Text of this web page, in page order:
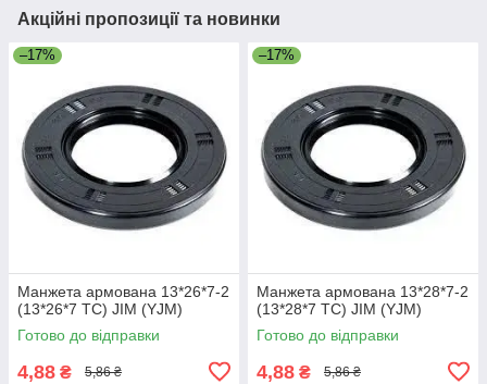
Акційні пропозиції та новинки
–17%
Манжета армована 13*26*7-2
(13*26*7 TC) JIM (YJM)
Готово до відправки
4,88 ₴ 5,86 ₴
–17%
Манжета армована 13*28*7-2
(13*28*7 TC) JIM (YJM)
Готово до відправки
4,88 ₴ 5,86 ₴